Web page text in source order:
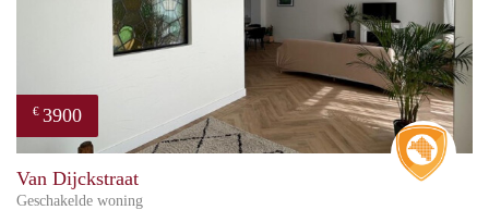
€ 3900
Van Dijckstraat
Geschakelde woning